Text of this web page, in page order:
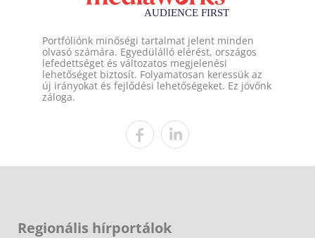
Portfóliónk minőségi tartalmat jelent minden
olvasó számára. Egyedülálló elérést, országos
lefedettséget és változatos megjelenési
lehetőséget biztosít. Folyamatosan keressük az
új irányokat és fejlődési lehetőségeket. Ez jövőnk
záloga.
Regionális hírportálok